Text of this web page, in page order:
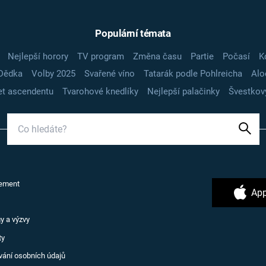
Populární témata
Nejlepší horory TV program Změna času Partie Počasí
Volby 2025 Svařené víno Tatarák podle Pohlreicha
ascendentu
Tvarohové knedlíky Nejlepší palačinky
a výzvy
osobních údajů